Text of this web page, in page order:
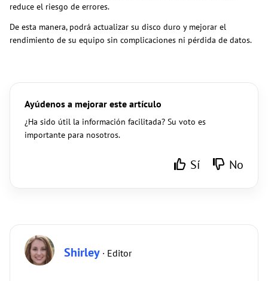
reduce el riesgo de errores.
De esta manera, podrá actualizar su disco duro y mejorar el
rendimiento de su equipo sin complicaciones ni pérdida de datos.
Ayúdenos a mejorar este artículo
¿Ha sido útil la información facilitada? Su voto es
importante para nosotros.
Sí No
Shirley · Editor